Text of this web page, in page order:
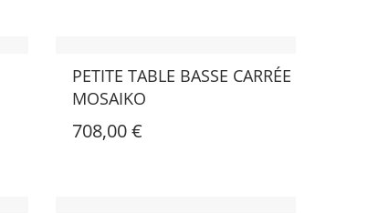
PETITE TABLE BASSE CARRÉE
MOSAIKO
708,00 €